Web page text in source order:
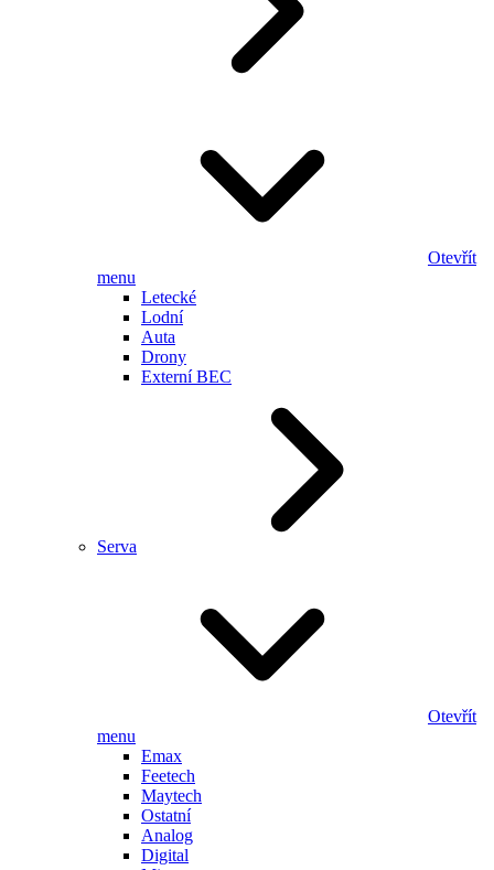
Otevřít
menu
Letecké
Lodní
Auta
Drony
Externí BEC
Serva
Otevřít
menu
Emax
Feetech
Maytech
Ostatní
Analog
Digital